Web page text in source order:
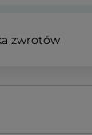
zwrotów